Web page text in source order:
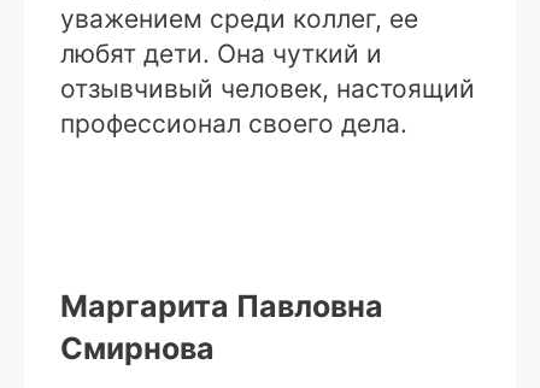
уважением среди коллег, ее
любят дети. Она чуткий и
отзывчивый человек, настоящий
профессионал своего дела.
Маргарита Павловна
Смирнова